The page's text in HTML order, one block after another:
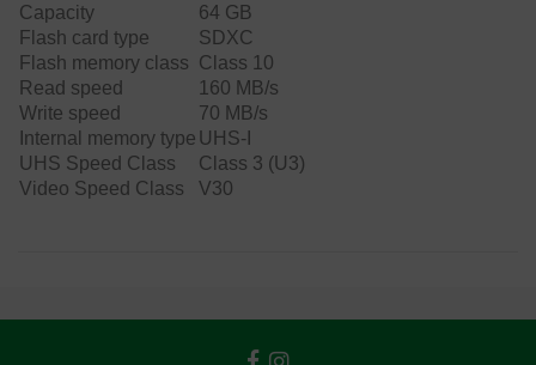
Capacity
64 GB
Flash card type
SDXC
Flash memory class Class 10
Read speed
160 MB/s
Write speed
70 MB/s
Internal memory type UHS-I
UHS Speed Class
Class 3 (U3)
Video Speed Class
V30